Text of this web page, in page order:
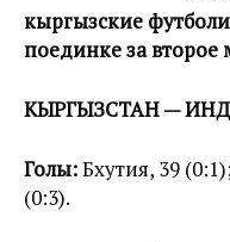
кыргызские
поединке за второе
КЫРГЫЗСТАН —
Голы:Бхутия, 39
(0:3).